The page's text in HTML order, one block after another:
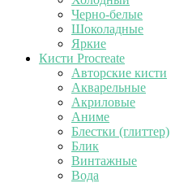
Черно-белые
Шоколадные
Яркие
Кисти Procreate
Авторские кисти
Акварельные
Акриловые
Аниме
Блестки (глиттер)
Блик
Винтажные
Вода